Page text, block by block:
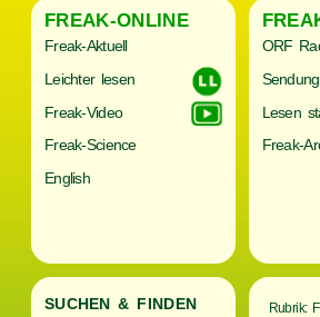
FREAK-ONLINE
Freak-Aktuell
Leichter lesen
Freak-Video
Freak-Science
English
ORF
Lesen
Freak-
SUCHEN & FINDEN Rubrik: